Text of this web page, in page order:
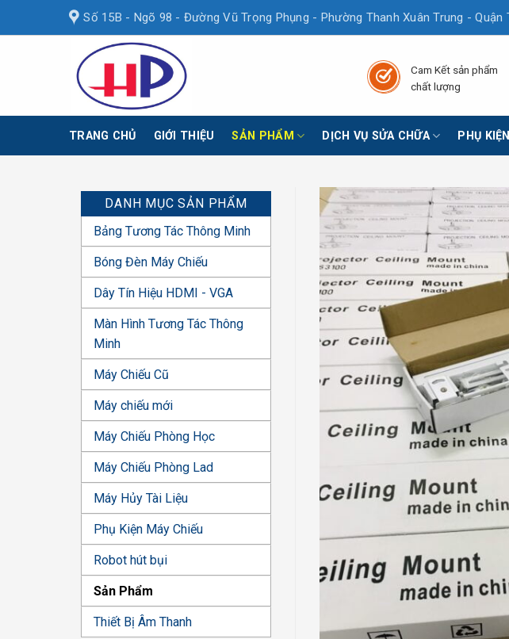
Số 15B - Ngõ 98 - Đường Vũ Trọng Phụng - Phường Thanh Xuân Trung - Quận
Cam Kết sản phẩm
chất lượng
TRANG CHỦ GIỚI THIỆU SẢN PHẨM DỊCH VỤ SỬA CHỮA PHỤ
DANH MỤC SẢN PHẨM
Bảng Tương Tác Thông Minh
Bóng Đèn Máy Chiếu
Dây Tín Hiệu HDMI - VGA
Màn Hình Tương Tác Thông
Minh
Máy Chiếu Cũ
Máy chiếu mới
Máy Chiếu Phòng Học
Máy Chiếu Phòng Lad
Máy Hủy Tài Liệu
Phụ Kiện Máy Chiếu
Robot hút bụi
Sản Phẩm
Thiết Bị Âm Thanh